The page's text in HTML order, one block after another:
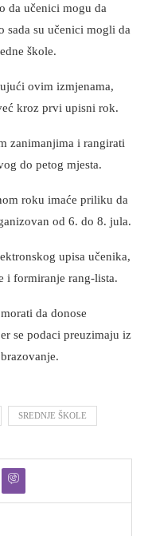
da učenici mogu da
sada su učenici mogli da
škole.
ovim izmjenama,
kroz prvi upisni rok.
zanimanjima i rangirati
do petog mjesta.
roku imaće priliku da
od 6. do 8. jula.
upisa učenika,
i formiranje rang-lista.
da donose
se podaci preuzimaju iz
SREDNJE ŠKOLE